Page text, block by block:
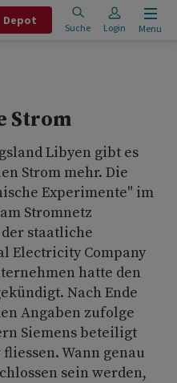
Depot
Suche Login Menu
Strom
Libyen gibt es
Strom mehr. Die
Experimente" im
Stromnetz
staatliche
Electricity Company
hatte den
Nach Ende
Angaben zufolge
Siemens beteiligt
Wann genau
sein werden,